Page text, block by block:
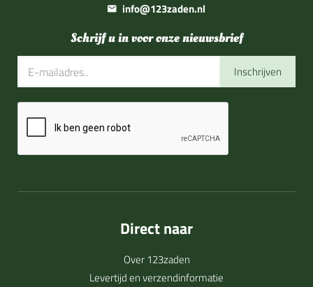
info@123zaden.nl
Schrijf u in voor onze nieuwsbrief
Inschrijven
Direct naar
Over 123zaden
Levertijd en verzendinformatie